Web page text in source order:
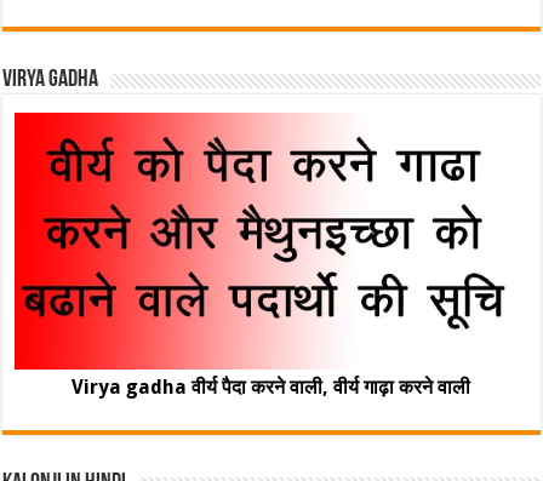
Virya Gadha
Virya gadha वीर्य पैदा करने वाली, वीर्य गाढ़ा करने वाली